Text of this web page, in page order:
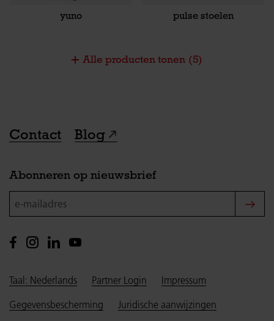
yuno pulse stoelen
Alle producten tonen (5)
Contact Blog
Abonneren op nieuwsbrief
e-mailadres
Taal: Nederlands Partner Login
Impressum
Gegevensbescherming
Juridische aanwijzingen